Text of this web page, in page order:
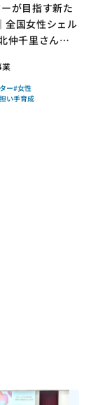
が目指す新た
全国女性シェル
仲千里さん×
ー#女性
い手育成